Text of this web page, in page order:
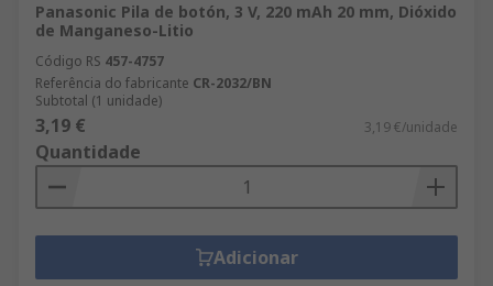
Panasonic Pila de botón, 3 V, 220 mAh 20 mm, Dióxido
de Manganeso-Litio
Código RS 457-4757
Referência do fabricante CR-2032/BN
Subtotal (1 unidade)
3,19 € 3,19 €/unidade
Quantidade
Adicionar